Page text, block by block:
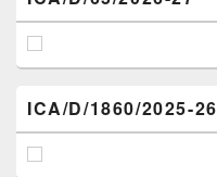
ICA/D/1860/2025-26